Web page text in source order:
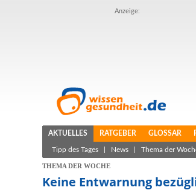
Anzeige:
AKTUELLES RATGEBER GLOSSAR
Tipp des Tages News Thema der
THEMA DER WOCHE
Keine Entwarnung